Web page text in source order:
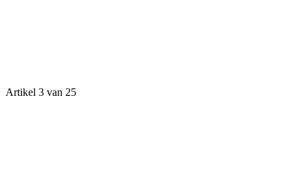
Artikel 3 van 25